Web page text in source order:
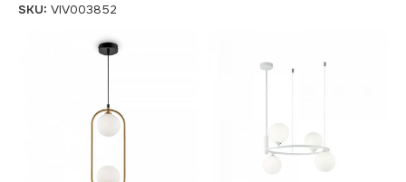
SKU: VIV003852